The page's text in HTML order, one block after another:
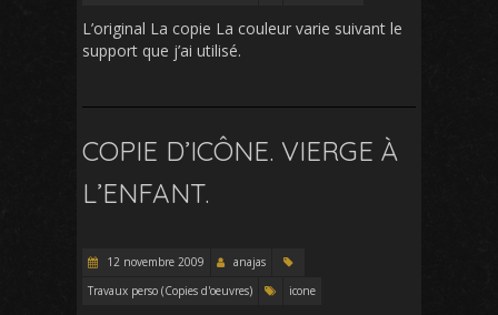
L’original La copie La couleur varie suivant le
support que j’ai utilisé.
COPIE D’ICÔNE. VIERGE À
L’ENFANT.
12 novembre 2009
anajas
Travaux perso (Copies d'oeuvres)
icone